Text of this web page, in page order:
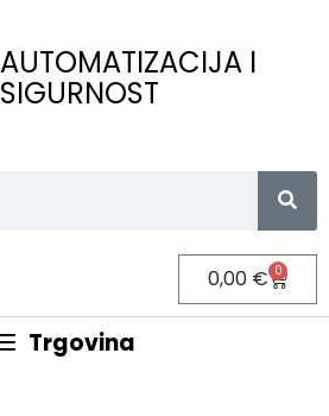
AUTOMATIZACIJA I
SIGURNOST
0,00 € 0
Trgovina